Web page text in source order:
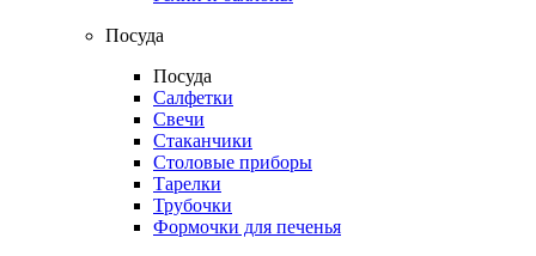
Посуда
Посуда
Салфетки
Свечи
Стаканчики
Столовые приборы
Тарелки
Трубочки
Формочки для печенья